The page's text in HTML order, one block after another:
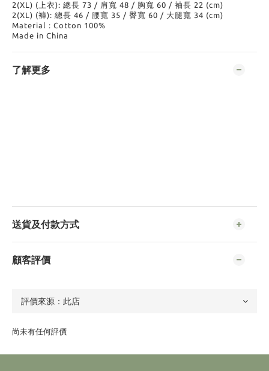
2(XL) (上衣): 總長 73 / 肩寬 48 / 胸寬 60 / 袖長 22 (cm)
2(XL) (褲): 總長 46 / 腰寬 35 / 臀寬 60 / 大腿寬 34 (cm)
Material : Cotton 100%
Made in China
了解更多
送貨及付款方式
顧客評價
尚未有任何評價